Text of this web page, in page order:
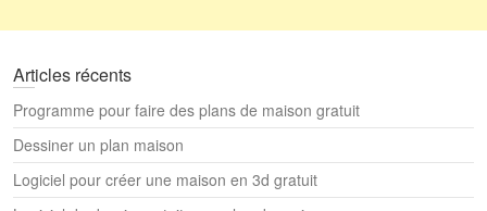
Articles récents
Programme pour faire des plans de maison gratuit
Dessiner un plan maison
Logiciel pour créer une maison en 3d gratuit